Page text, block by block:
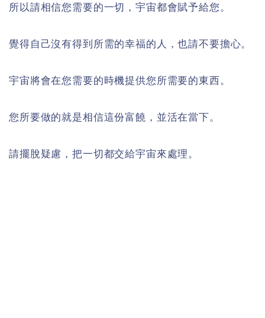
所以請相信您需要的一切，宇宙都會賦予給您。
覺得自己沒有得到所需的幸福的人，也請不要擔心。
宇宙將會在您需要的時機提供您所需要的東西。
您所要做的就是相信這份富饒，並活在當下。
請擺脫疑慮，把一切都交給宇宙來處理。